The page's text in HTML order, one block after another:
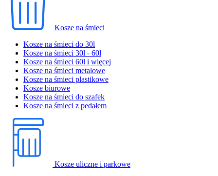
Kosze na śmieci
Kosze na śmieci do 30l
Kosze na śmieci 30l - 60l
Kosze na śmieci 60l i więcej
Kosze na śmieci metalowe
Kosze na śmieci plastikowe
Kosze biurowe
Kosze na śmieci do szafek
Kosze na śmieci z pedałem
Kosze uliczne i parkowe